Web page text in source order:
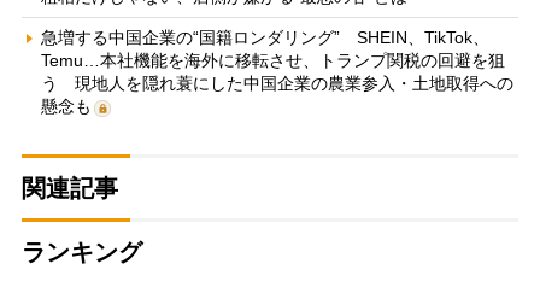
急増する中国企業の“国籍ロンダリング” SHEIN、TikTok、
Temu…本社機能を海外に移転させ、トランプ関税の回避を狙
う 現地人を隠れ蓑にした中国企業の農業参入・土地取得への
懸念も
関連記事
ランキング